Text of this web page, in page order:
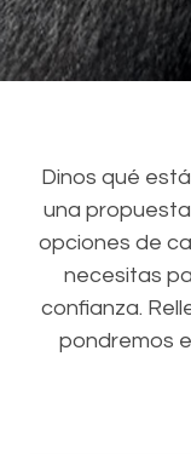
Dinos qué
una
opciones de
necesitas
confianza.
pondremos